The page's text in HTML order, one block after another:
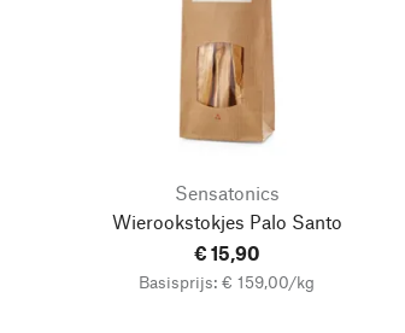
Sensatonics
Wierookstokjes Palo Santo
€ 15,90
Basisprijs: € 159,00/kg